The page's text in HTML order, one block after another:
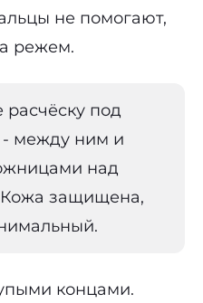
не помогают,
режем.
расчёску под
- между ним и
над
Кожа защищена,
концами.